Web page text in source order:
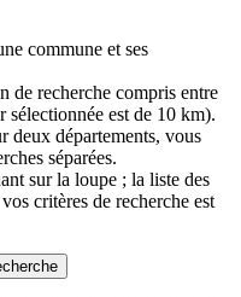
commune et ses
de recherche compris entre
est de 10 km).
deux départements, vous
séparées.
sur la loupe ; la liste des
critères de recherche est